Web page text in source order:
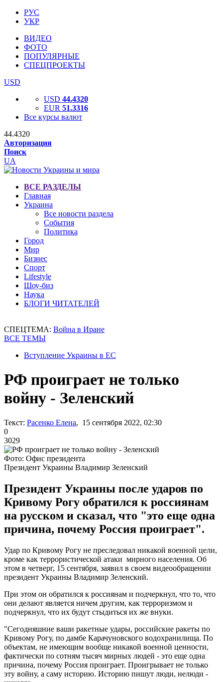
РУС
УКР
ВИДЕО
ФОТО
ПОПУЛЯРНЫЕ
СПЕЦПРОЕКТЫ
USD
USD 44.4320
EUR 51.3316
Все курсы валют
44.4320
Авторизация
Поиск
UA
ВСЕ РАЗДЕЛЫ
Главная
Украина
Все новости раздела
События
Политика
Город
Мир
Бизнес
Спорт
Lifestyle
Шоу-биз
Наука
БЛОГИ ЧИТАТЕЛЕЙ
СПЕЦТЕМА: Война в Иране
ВСЕ ТЕМЫ
Вступление Украины в ЕС
РФ проиграет не только
войну - Зеленский
Текст: Расенко Елена, 15 сентября 2022, 02:30
0
3029
Фото: Офис президента
Президент Украины Владимир Зеленский
Президент Украины после ударов по
Кривому Рогу обратился к россиянам
на русском и сказал, что "это еще одна
причина, почему Россия проиграет".
Удар по Кривому Рогу не преследовал никакой военной цели,
кроме как террористической атаки мирного населения. Об
этом в четверг, 15 сентября, заявил в своем видеообращении
президент Украины Владимир Зеленский.
При этом он обратился к россиянам и подчеркнул, что то, что
они делают является ничем другим, как терроризмом и
подчеркнул, что их будут стыдиться их же внуки.
"Сегодняшние ваши ракетные удары, российские ракеты по
Кривому Рогу, по дамбе Карачуновского водохранилища. По
объектам, не имеющим вообще никакой военной ценности,
фактически по сотням тысяч мирных людей - это еще одна
причина, почему Россия проиграет. Проигрывает не только
эту войну, а саму историю. Историю пишут люди, нелюди -